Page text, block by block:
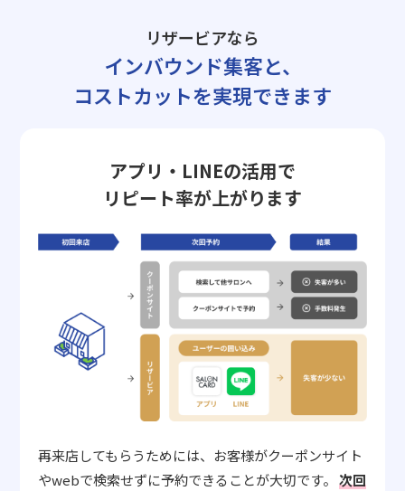
リザービアなら
インバウンド集客と、
コストカットを実現できます
アプリ・LINEの活用で
リピート率が上がります
再来店してもらうためには、お客様がクーポンサイト
やwebで検索せずに予約できることが大切です。 次回